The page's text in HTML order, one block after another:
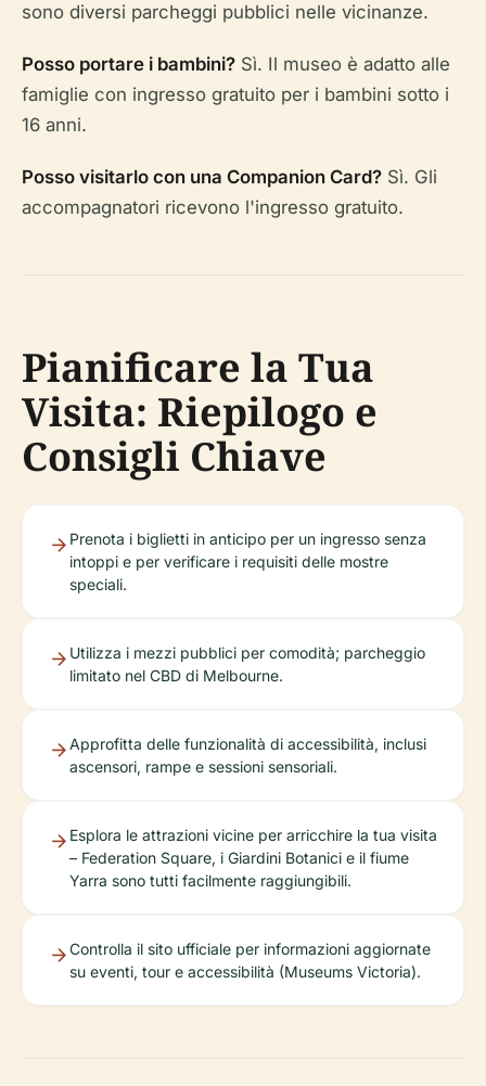
sono diversi parcheggi pubblici nelle vicinanze.
Posso portare i bambini? Sì. Il museo è adatto alle
famiglie con ingresso gratuito per i bambini sotto i
16 anni.
Posso visitarlo con una Companion Card? Sì. Gli
accompagnatori ricevono l'ingresso gratuito.
Pianificare la Tua
Visita: Riepilogo e
Consigli Chiave
Prenota i biglietti in anticipo per un ingresso senza
intoppi e per verificare i requisiti delle mostre
speciali.
Utilizza i mezzi pubblici per comodità; parcheggio
limitato nel CBD di Melbourne.
Approfitta delle funzionalità di accessibilità, inclusi
ascensori, rampe e sessioni sensoriali.
Esplora le attrazioni vicine per arricchire la tua visita
– Federation Square, i Giardini Botanici e il fiume
Yarra sono tutti facilmente raggiungibili.
Controlla il sito ufficiale per informazioni aggiornate
su eventi, tour e accessibilità (Museums Victoria).